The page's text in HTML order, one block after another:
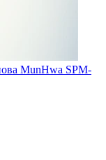
MunHwa SPM-